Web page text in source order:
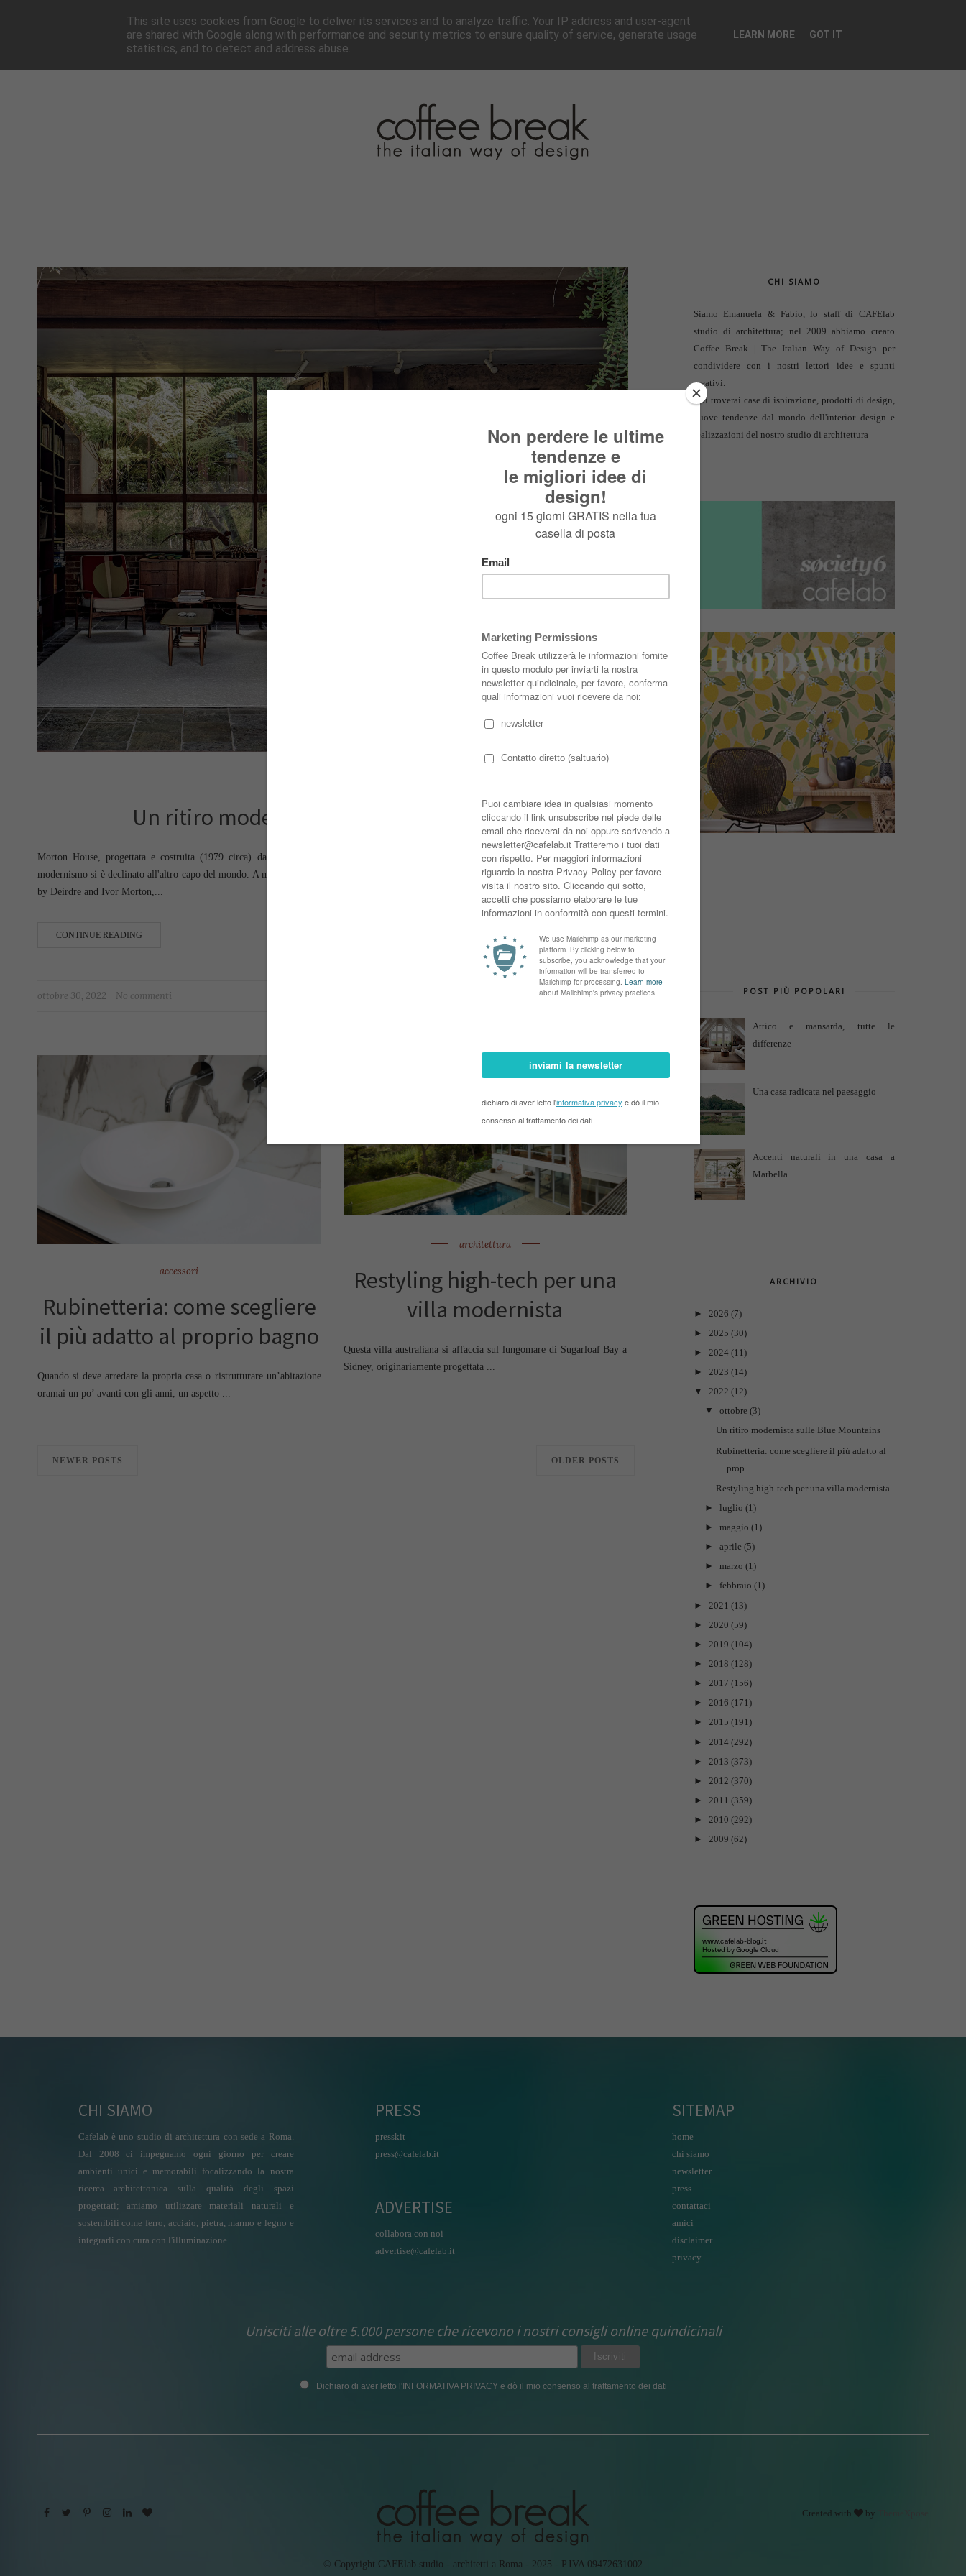
HOME NEWSLETTER CHI SIAMO▼ PAGINE▼ COLLABORA PRESS CONTATTI
Un ritiro modernista sulle Blue Mountains
Morton House, progettata e costruita (1979 circa) da Deirdre e Ivor Morton, questa villa rappresenta un particolare esempio di come il
modernismo si è declinato all'altro capo del mondo. A modernist retreat in the Blue Mountains Morton House, designed and built (around 1979)
by Deirdre and Ivor Morton,...
CONTINUE READING
ottobre 30, 2022 No commenti
accessori
Rubinetteria: come scegliere
il più adatto al proprio bagno
Quando si deve arredare la propria casa o ristrutturare un’abitazione
oramai un po’ avanti con gli anni, un aspetto ...
architettura
Restyling high-tech per una
villa modernista
Questa villa australiana si affaccia sul lungomare di Sugarloaf Bay a
Sidney, originariamente progettata ...
NEWER POSTS OLDER POSTS
CHI SIAMO
Siamo Emanuela & Fabio, lo staff di CAFElab
studio di architettura; nel 2009 abbiamo creato
Coffee Break | The Italian Way of Design per
condividere con i nostri lettori idee e spunti
creativi.
Qui troverai case di ispirazione, prodotti di design,
nuove tendenze dal mondo dell'interior design e
realizzazioni del nostro studio di architettura
POST PIÙ POPOLARI
Attico e mansarda, tutte le
differenze
Una casa radicata nel paesaggio
Accenti naturali in una casa a
Marbella
ARCHIVIO
► 2026 (7)
► 2025 (30)
► 2024 (11)
► 2023 (14)
▼
2022 (12)
▼
ottobre (3)
Un ritiro modernista sulle Blue Mountains
Rubinetteria: come scegliere il più adatto al
prop...
Restyling high-tech per una villa modernista
► luglio (1)
► maggio (1)
► aprile (5)
► marzo (1)
► febbraio (1)
► 2021 (13)
► 2020 (59)
► 2019 (104)
► 2018 (128)
► 2017 (156)
► 2016 (171)
► 2015 (191)
► 2014 (292)
► 2013 (373)
► 2012 (370)
► 2011 (359)
► 2010 (292)
► 2009 (62)
CHI SIAMO
Cafelab è uno studio di architettura con sede a Roma.
Dal 2008 ci impegnamo ogni giorno per creare
ambienti unici e memorabili focalizzando la nostra
ricerca architettonica sulla qualità degli spazi
progettati; amiamo utilizzare materiali naturali e
sostenibili come ferro, acciaio, pietra, marmo e legno e
integrarli con cura con l'illuminazione.
PRESS
presskit
press@cafelab.it
ADVERTISE
collabora con noi
advertise@cafelab.it
SITEMAP
home
chi siamo
newsletter
press
contattaci
amici
disclaimer
privacy
Unisciti alle oltre 5.000 persone che ricevono i nostri consigli online quindicinali
Dichiaro di aver letto l'INFORMATIVA PRIVACYe dò il mio consenso al trattamento dei dati
Created with by
© Copyright CAFElab studio - architetti a Roma - 2025 - P.IVA 09472631002
This site uses cookies from Google to deliver its services and to analyze traffic. Your IP address and user-agent
are shared with Google along with performance and security metrics to ensure quality of service, generate usage
statistics, and to detect and address abuse.
LEARN MORE GOT IT